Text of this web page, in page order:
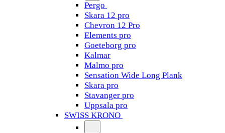
Pergo
Skara 12 pro
Chevron 12 Pro
Elements pro
Goeteborg pro
Kalmar
Malmo pro
Sensation Wide Long Plank
Skara pro
Stavanger pro
Uppsala pro
SWISS KRONO